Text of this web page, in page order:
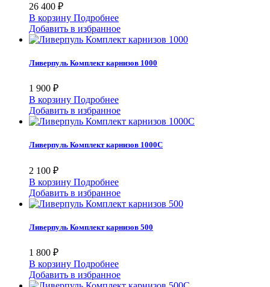
26 400 ₽
В корзину Подробнее
Добавить в избранное
Ливерпуль Комплект карнизов 1000
1 900 ₽
В корзину Подробнее
Добавить в избранное
Ливерпуль Комплект карнизов 1000С
2 100 ₽
В корзину Подробнее
Добавить в избранное
Ливерпуль Комплект карнизов 500
1 800 ₽
В корзину Подробнее
Добавить в избранное